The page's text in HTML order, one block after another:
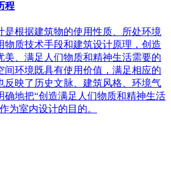
程
根据建筑物的使用性质、所处环境
物质技术手段和建筑设计原理，创造
美、满足人们物质和精神生活需要的
间环境既具有使用价值，满足相应的
反映了历史文脉、建筑风格、环境气
确地把“创造满足人们物质和精神生活
为室内设计的目的。